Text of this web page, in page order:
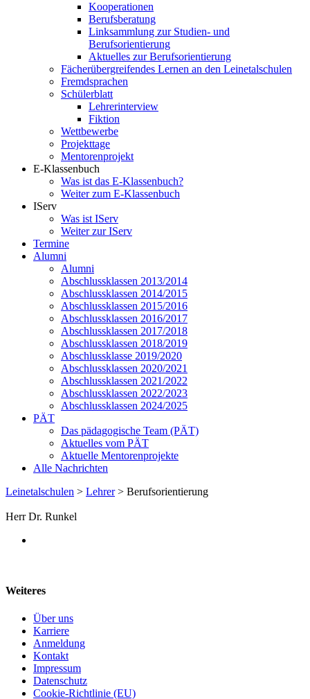
Kooperationen
Berufsberatung
Linksammlung zur Studien- und
Berufsorientierung
Aktuelles zur Berufsorientierung
Fächerübergreifendes Lernen an den Leinetalschulen
Fremdsprachen
Schülerblatt
Lehrerinterview
Fiktion
Wettbewerbe
Projekttage
Mentorenprojekt
E-Klassenbuch
Was ist das E-Klassenbuch?
Weiter zum E-Klassenbuch
IServ
Was ist IServ
Weiter zur IServ
Termine
Alumni
Alumni
Abschlussklassen 2013/2014
Abschlussklassen 2014/2015
Abschlussklassen 2015/2016
Abschlussklassen 2016/2017
Abschlussklassen 2017/2018
Abschlussklassen 2018/2019
Abschlussklasse 2019/2020
Abschlussklassen 2020/2021
Abschlussklassen 2021/2022
Abschlussklassen 2022/2023
Abschlussklassen 2024/2025
PÄT
Das pädagogische Team (PÄT)
Aktuelles vom PÄT
Aktuelle Mentorenprojekte
Alle Nachrichten
Leinetalschulen > Lehrer> Berufsorientierung
Herr Dr. Runkel
Weiteres
Über uns
Karriere
Anmeldung
Kontakt
Impressum
Datenschutz
Cookie-Richtlinie (EU)